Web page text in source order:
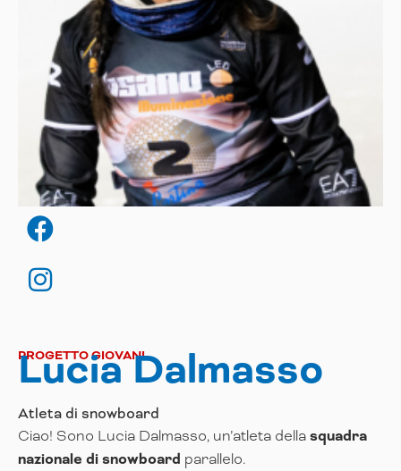
PROGETTO GIOVANI
Lucia Dalmasso
Atleta di snowboard
Ciao! Sono Lucia Dalmasso, un’atleta dellasquadra
nazionale di snowboard parallelo.